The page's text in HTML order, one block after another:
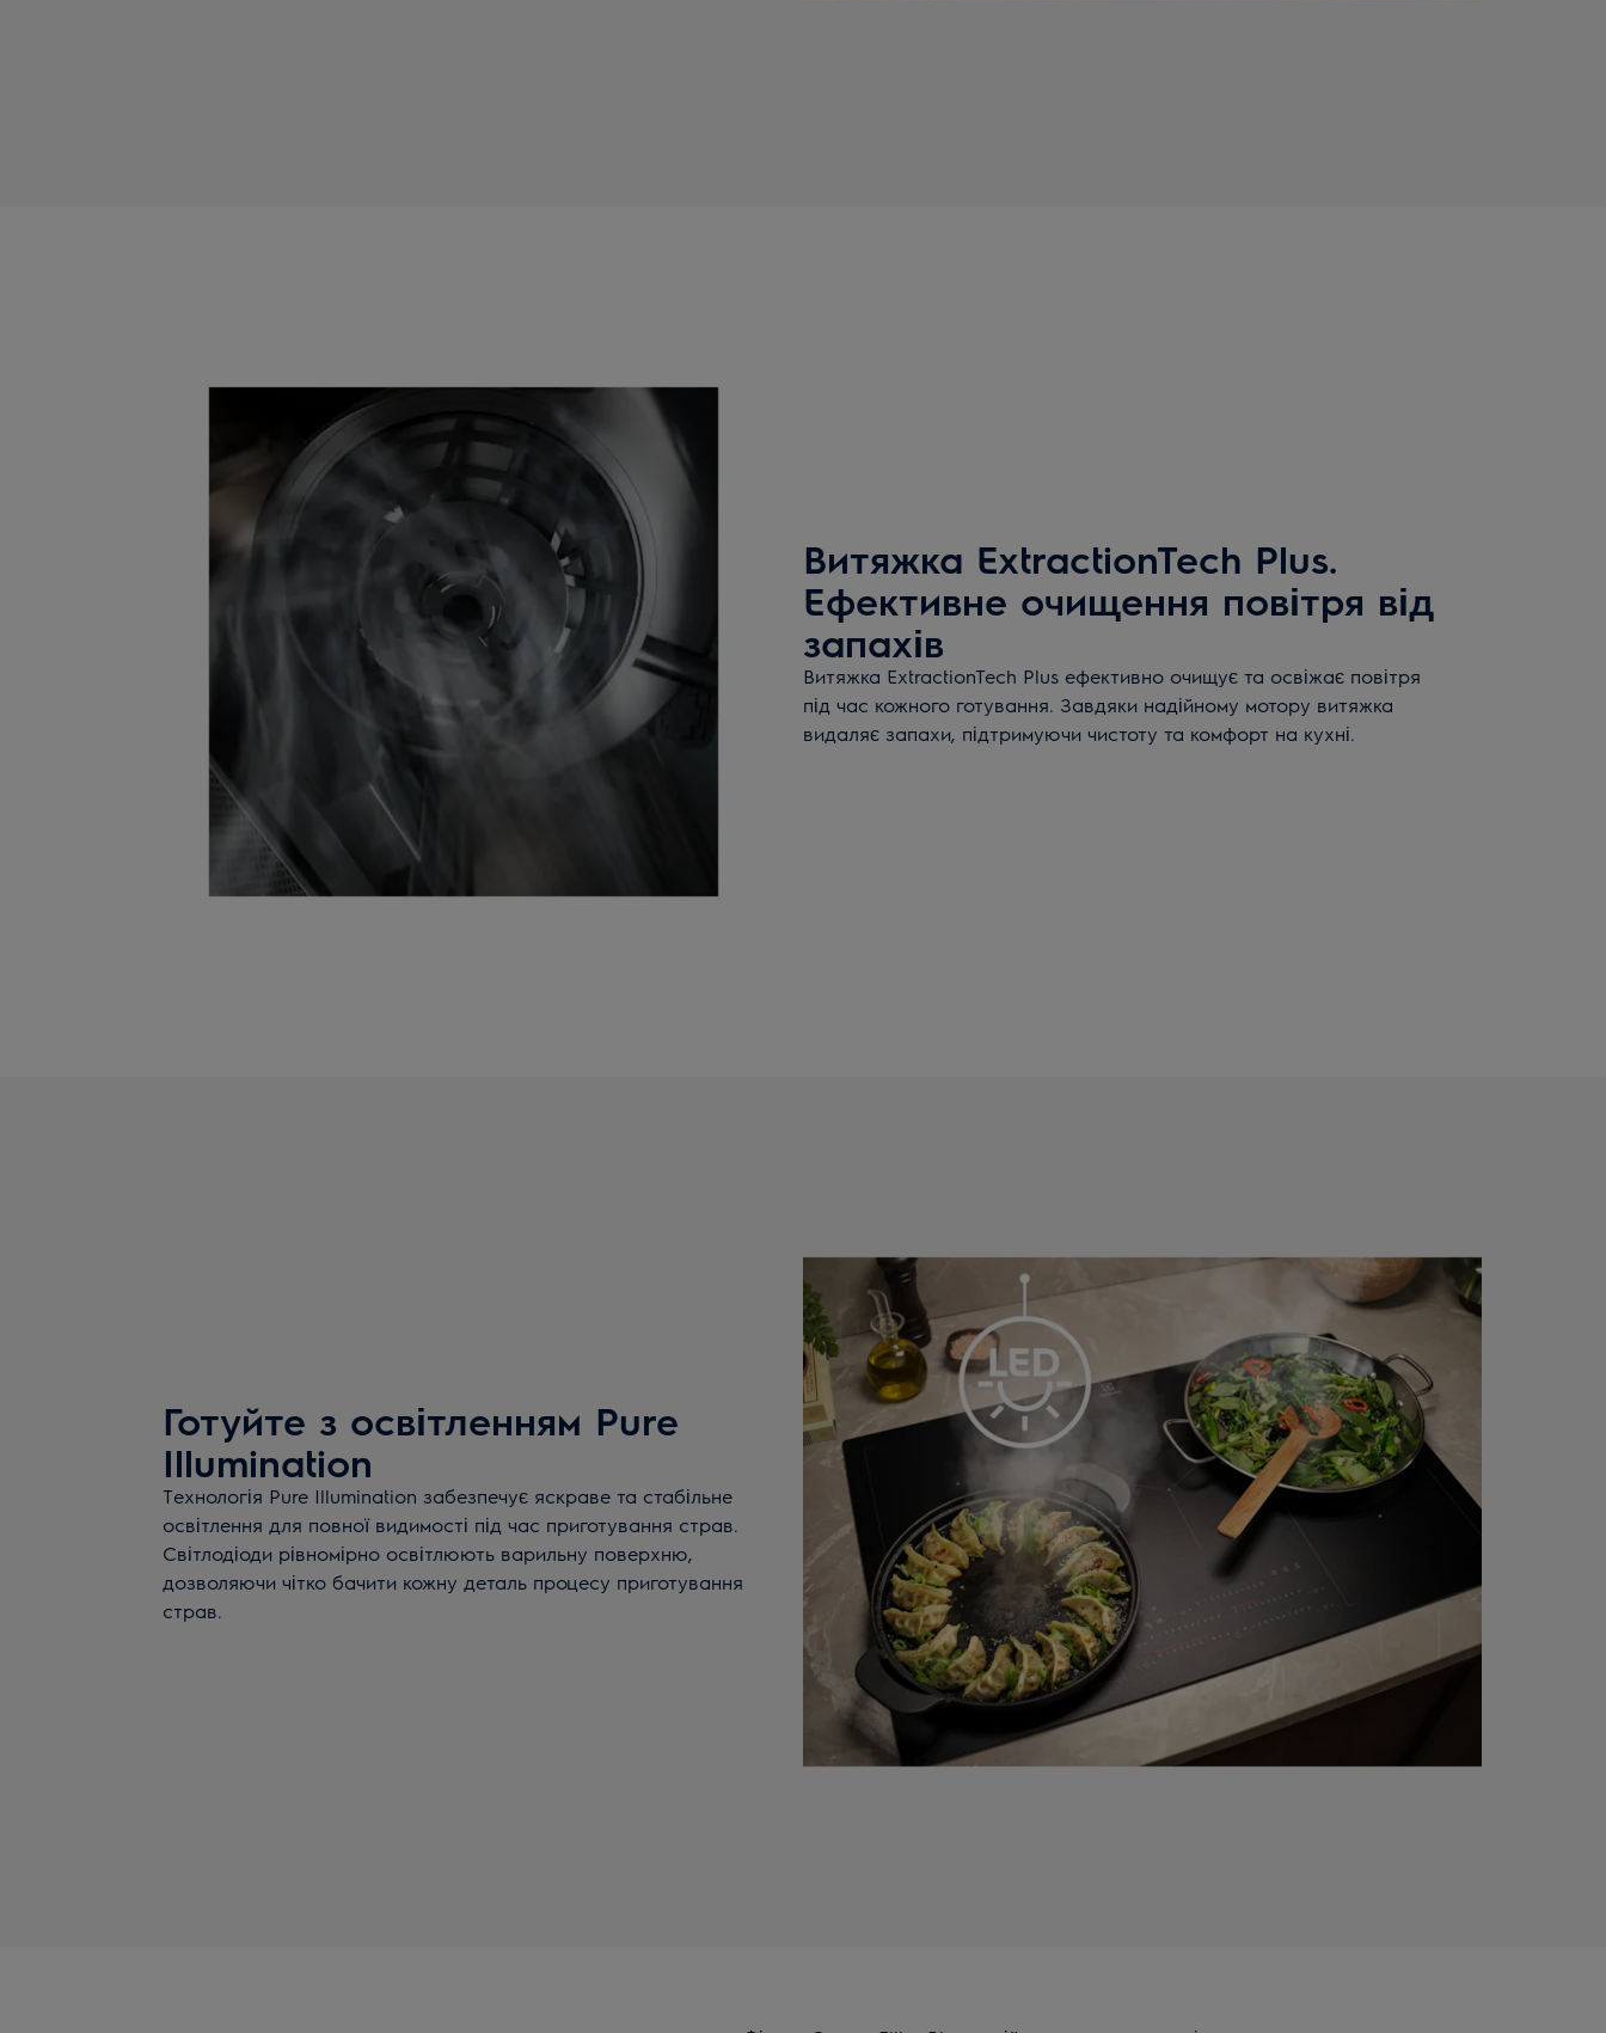
Витяжка ExtractionTech Plus.
Ефективне очищення повітря від
запахів
Витяжка ExtractionTech Plus ефективно очищує та освіжає повітря
під час кожного готування. Завдяки надійному мотору витяжка
видаляє запахи, підтримуючи чистоту та комфорт на кухні.
Готуйте з освітленням Pure
Illumination
Технологія Pure Illumination забезпечує яскраве та стабільне
освітлення для повної видимості під час приготування страв.
Світлодіоди рівномірно освітлюють варильну поверхню,
дозволяючи чітко бачити кожну деталь процесу приготування
страв.